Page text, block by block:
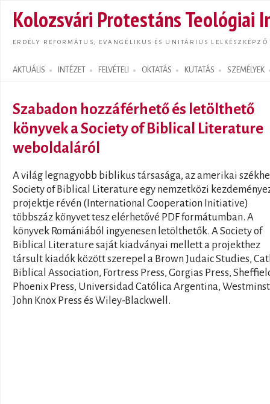
Kolozsvári Protestáns Teológiai
ERDÉLY REFORMÁTUS, EVANGÉLIKUS ÉS UNITÁRIUS LELKÉSZKÉPZŐ
AKTUÁLIS INTÉZET FELVÉTELI OKTATÁS KUTATÁS SZEMÉLYEK
Search form
Szabadon hozzáférhető és letölthető
könyvek a Society of Biblical Literature
weboldaláról
A világ legnagyobb biblikus társasága, az amerikai
Society of Biblical Literature egy nemzetközi
projektje révén (International Cooperation Initiative)
többszáz könyvet tesz elérhetővé PDF formátumban. A
könyvek Romániából ingyenesen letölthetők. A Society of
Biblical Literature saját kiadványai mellett a projekthez
társult kiadók között szerepel a Brown Judaic Studies,
Biblical Association, Fortress Press, Gorgias Press,
Phoenix Press, Universidad Católica Argentina,
John Knox Press és Wiley-Blackwell.